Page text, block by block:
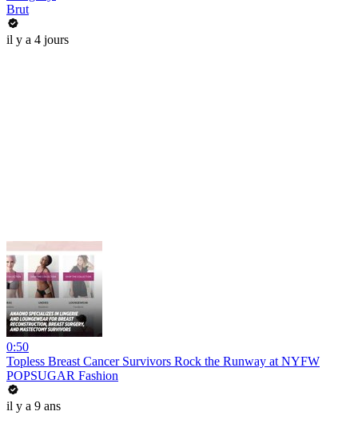
Brut
il y a 4 jours
0:50
Topless Breast Cancer Survivors Rock the Runway at NYFW
POPSUGAR Fashion
il y a 9 ans